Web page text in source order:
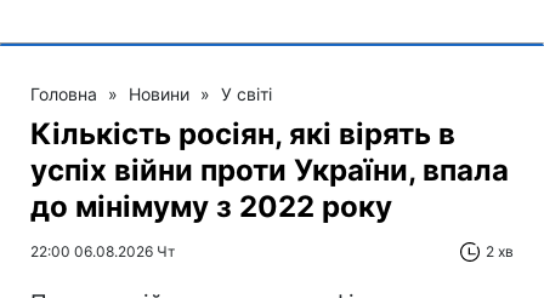
Головна » Новини » У світі
Кількість росіян, які вірять в
успіх війни проти України, впала
до мінімуму з 2022 року
22:00 06.08.2026 Чт 2 хв